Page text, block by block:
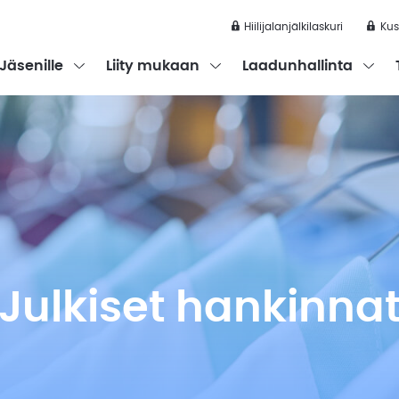
Hiilijalanjälkilaskuri
the submenu
Jäsenille Open the submenu
Hiilijalanjälkilaskuri
Kustannusindeksit
Uutiset jäsenille
Oppaat ja julkaisut
Liity mukaan Open the submenu
Laadunhallinta
Julkiset hankinnat